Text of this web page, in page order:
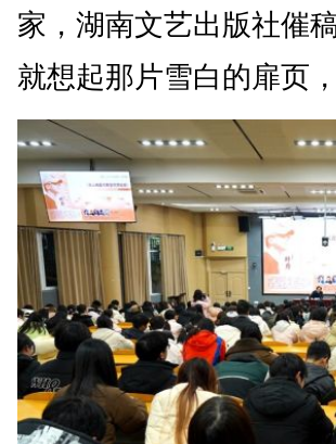
家，湖南文艺出版社催
就想起那片雪白的扉页